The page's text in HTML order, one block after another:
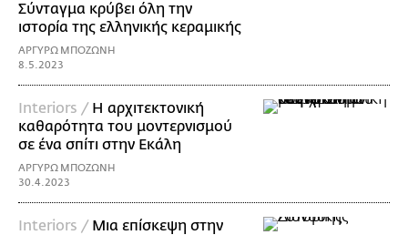
Σύνταγμα κρύβει όλη την
ιστορία της ελληνικής κεραμικής
ΑΡΓΥΡΩ ΜΠΟΖΩΝΗ
8.5.2023
Interiors / Η αρχιτεκτονική
καθαρότητα του μοντερνισμού
σε ένα σπίτι στην Εκάλη
ΑΡΓΥΡΩ ΜΠΟΖΩΝΗ
30.4.2023
Interiors / Μια επίσκεψη στην